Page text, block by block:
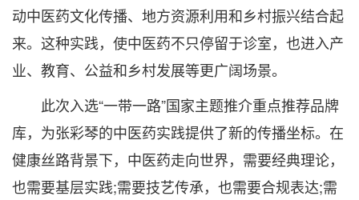
动中医药文化传播、地方资源利用和乡村振兴结合起
来。这种实践，使中医药不只停留于诊室，也进入产
业、教育、公益和乡村发展等更广阔场景。
此次入选“一带一路”国家主题推介重点推荐品牌
库，为张彩琴的中医药实践提供了新的传播坐标。在
健康丝路背景下，中医药走向世界，需要经典理论，
也需要基层实践;需要技艺传承，也需要合规表达;需